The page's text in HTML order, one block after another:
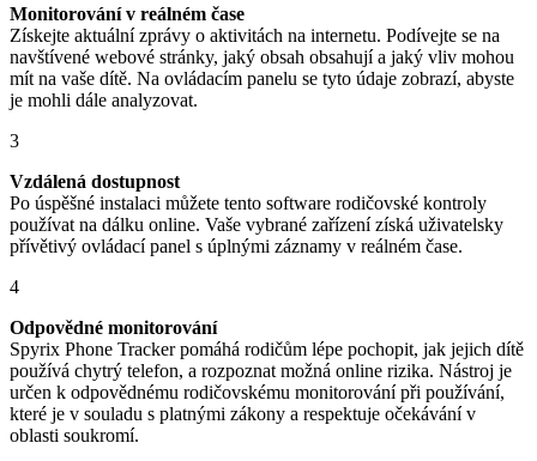
Monitorování v reálném čase
Získejte aktuální zprávy o aktivitách na internetu. Podívejte se na
navštívené webové stránky, jaký obsah obsahují a jaký vliv mohou
mít na vaše dítě. Na ovládacím panelu se tyto údaje zobrazí, abyste
je mohli dále analyzovat.
3
Vzdálená dostupnost
Po úspěšné instalaci můžete tento software rodičovské kontroly
používat na dálku online. Vaše vybrané zařízení získá uživatelsky
přívětivý ovládací panel s úplnými záznamy v reálném čase.
4
Odpovědné monitorování
Spyrix Phone Tracker pomáhá rodičům lépe pochopit, jak jejich dítě
používá chytrý telefon, a rozpoznat možná online rizika. Nástroj je
určen k odpovědnému rodičovskému monitorování při používání,
které je v souladu s platnými zákony a respektuje očekávání v
oblasti soukromí.